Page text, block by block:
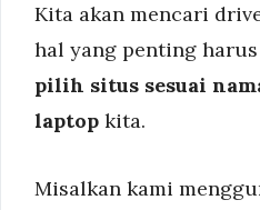
Kita akan mencari
hal yang penting
pilih situs sesuai
laptop kita.
Misalkan kami